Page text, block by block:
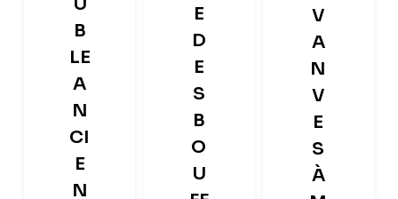
B
LE
A
N
CI
E
N
E
D
E
S
B
O
U
V
A
N
V
E
S
À